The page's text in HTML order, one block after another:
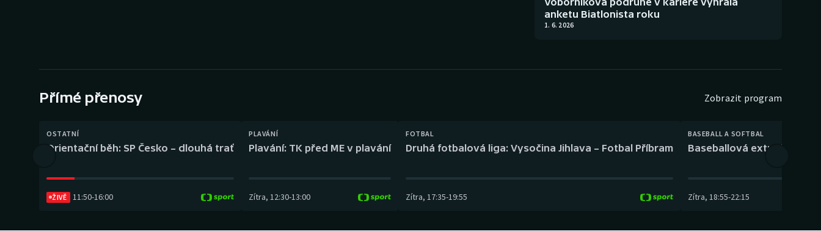
Gymnastika Plážový volejbal
anketu Biatlonista roku
1. 6. 2026
Přímé přenosy Zobrazit program
OSTATNÍ
Orientační běh: SP Česko – dlouhá trať
ŽIVĚ 11:50-16:00
PLAVÁNÍ
Plavání: TK před ME v plavání
Zítra, 12:30-13:00
FOTBAL
Druhá fotbalová liga: Vysočina Jihlava – Fotbal Příbram
Zítra, 17:35-19:55
BASEBALL A SOFTBAL
Baseballová extraliga:
Zítra, 18:55-22:15